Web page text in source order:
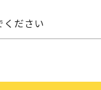
ください